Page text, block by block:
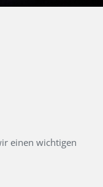
einen wichtigen